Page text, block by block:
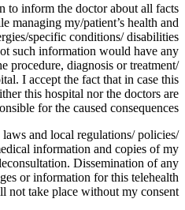
to inform the doctor about all facts
managing my/patient’s health and
specific conditions/ disabilities
such information would have any
procedure, diagnosis or treatment/
I accept the fact that in case this
this hospital nor the doctors are
for the caused consequences.
and local regulations/ policies/
information and copies of my
Dissemination of any
or information for this telehealth
not take place without my consent.